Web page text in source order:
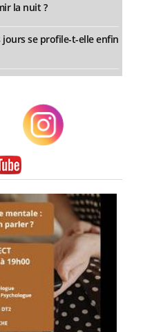
la nuit ?
se profile-t-elle enfin